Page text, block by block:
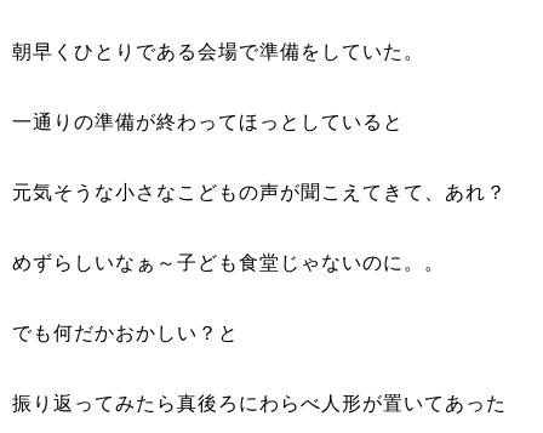
朝早くひとりである会場で準備をしていた。
一通りの準備が終わってほっとしていると
元気そうな小さなこどもの声が聞こえてきて、あれ？
めずらしいなぁ～子ども食堂じゃないのに。。
でも何だかおかしい？と
振り返ってみたら真後ろにわらべ人形が置いてあった